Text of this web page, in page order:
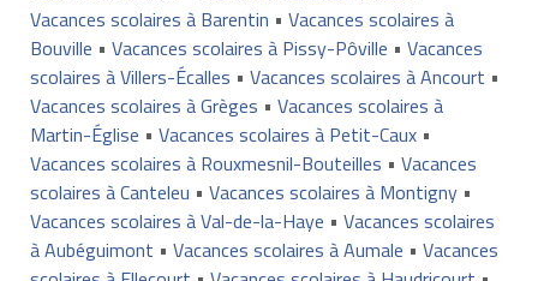
Vacances scolaires à Barentin • Vacances scolaires à
Bouville • Vacances scolaires à Pissy-Pôville • Vacances
scolaires à Villers-Écalles • Vacances scolaires à Ancourt •
Vacances scolaires à Grèges • Vacances scolaires à
Martin-Église • Vacances scolaires à Petit-Caux•
Vacances scolaires à Rouxmesnil-Bouteilles • Vacances
scolaires à Canteleu • Vacances scolaires à Montigny•
Vacances scolaires à Val-de-la-Haye • Vacances scolaires
à Aubéguimont • Vacances scolaires à Aumale • Vacances